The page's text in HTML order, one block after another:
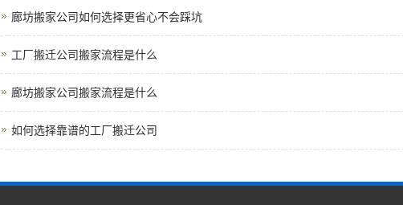
廊坊搬家公司如何选择更省心不会踩坑
工厂搬迁公司搬家流程是什么
廊坊搬家公司搬家流程是什么
如何选择靠谱的工厂搬迁公司